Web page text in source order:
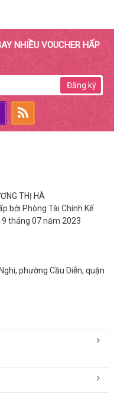
NHIỀU VOUCHER HẤP
Đăng ký
THỊ HÀ
bởi Phòng Tài Chính Kế
tháng 07 năm 2023
phường Cầu Diễn, quận